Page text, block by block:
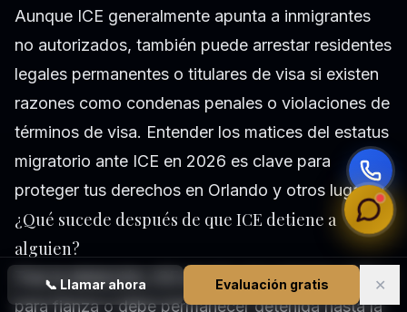
📞 Llamar ahora Evaluación gratis ✕
Aunque ICE generalmente apunta a inmigrantes
no autorizados, también puede arrestar residentes
legales permanentes o titulares de visa si existen
razones como condenas penales o violaciones de
términos de visa. Entender los matices del estatus
migratorio ante ICE en 2026 es clave para
proteger tus derechos en Orlando y otros lugares.
¿Qué sucede después de que ICE detiene a
alguien?
Tras la detención, ICE decide si la persona califica
para fianza o debe permanecer detenida hasta la